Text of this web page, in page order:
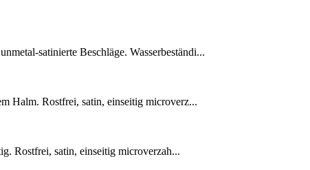
satinierte Beschläge. Wasserbeständi...
Halm. Rostfrei, satin, einseitig microverz...
Rostfrei, satin, einseitig microverzah...